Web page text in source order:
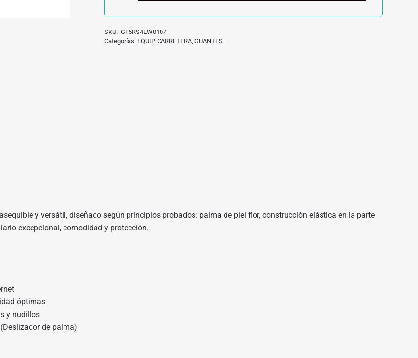
SKU: GF5RS4EW0107
Categorías: EQUIP. CARRETERA, GUANTES
y versátil, diseñado según principios probados: palma de piel flor, construcción elástica en la parte
excepcional, comodidad y protección.
óptimas
y nudillos
(Deslizador de palma)